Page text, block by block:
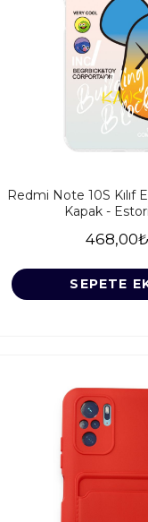
Redmi Note 10S Kılıf
Kapak -
468,00₺
SEPETE